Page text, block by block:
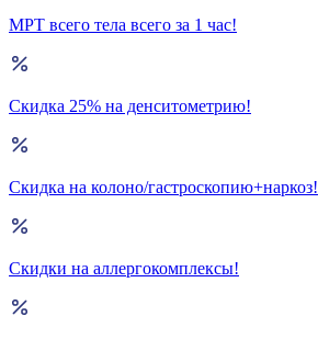
МРТ всего тела всего за 1 час!
Скидка 25% на денситометрию!
Скидка на колоно/гастроскопию+наркоз!
Скидки на аллергокомплексы!